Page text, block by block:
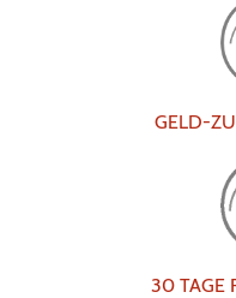
GELD-
30 TAGE